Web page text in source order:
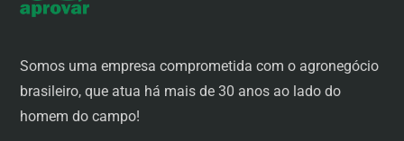
Somos uma empresa comprometida com o agronegócio
brasileiro, que atua há mais de 30 anos ao lado do
homem do campo!